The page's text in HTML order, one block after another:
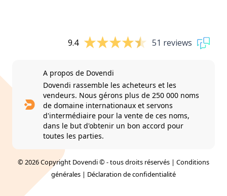
9.4 51 reviews
A propos de Dovendi
Dovendi rassemble les acheteurs et les
vendeurs. Nous gérons plus de 250 000 noms
de domaine internationaux et servons
d'intermédiaire pour la vente de ces noms,
dans le but d'obtenir un bon accord pour
toutes les parties.
© 2026 Copyright Dovendi © - tous droits réservés | Conditions
générales | Déclaration de confidentialité